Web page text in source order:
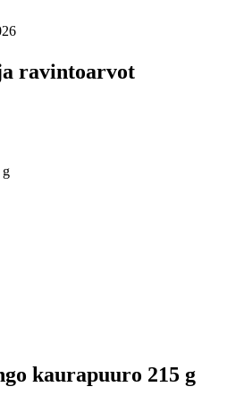
ravintoarvot
g
kaurapuuro 215 g